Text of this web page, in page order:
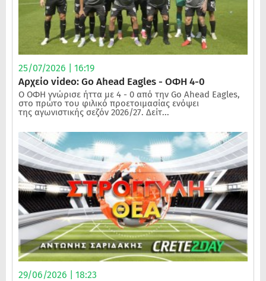
25/07/2026 | 16:19
Αρχείο video: Go Ahead Eagles - ΟΦΗ 4-0
Ο ΟΦΗ γνώρισε ήττα με 4 - 0 από την Go Ahead Eagles,
στο πρώτο του φιλικό προετοιμασίας ενόψει
της αγωνιστικής σεζόν 2026/27. Δείτ...
29/06/2026 | 18:23